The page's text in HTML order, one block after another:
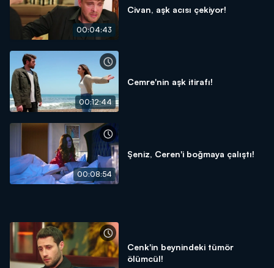
00:04:43
Civan, aşk acısı çekiyor!
00:12:44
Cemre'nin aşk itirafı!
00:08:54
Şeniz, Ceren'i boğmaya çalıştı!
Cenk'in beynindeki tümör
ölümcül!